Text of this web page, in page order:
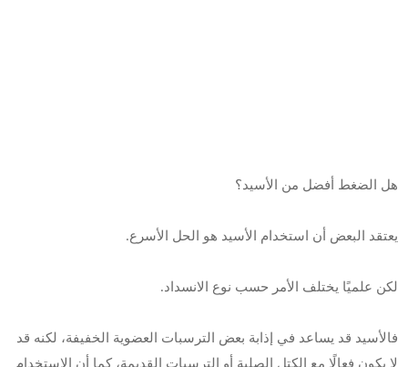
هل الضغط أفضل من الأسيد؟
يعتقد البعض أن استخدام الأسيد هو الحل الأسرع.
لكن علميًا يختلف الأمر حسب نوع الانسداد.
فالأسيد قد يساعد في إذابة بعض الترسبات العضوية الخفيفة، لكنه قد
لا يكون فعالًا مع الكتل الصلبة أو الترسبات القديمة، كما أن الاستخدام